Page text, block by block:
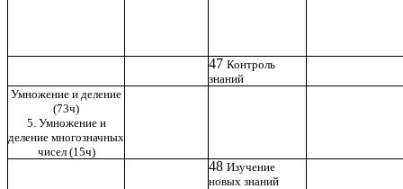
47 Контроль
знаний
Умножение и деление
(73ч)
5. Умножение и
деление многозначных
чисел (15ч)
48 Изучение
новых знаний